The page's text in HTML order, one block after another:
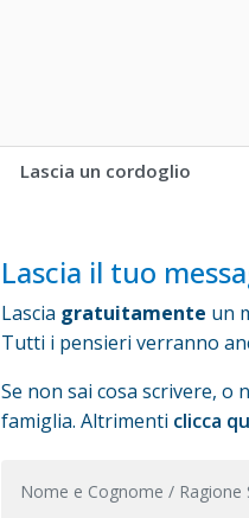
Lascia un cordoglio
Lascia il tuo
Lascia gratuitamente un
Tutti i pensieri verranno
Se non sai cosa scrivere,
famiglia. Altrimenti clicca